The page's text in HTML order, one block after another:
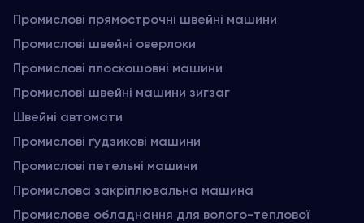
Промислові прямострочні швейні машини
Промислові швейні оверлоки
Промислові плоскошовні машини
Промислові швейні машини зигзаг
Швейні автомати
Промислові ґудзикові машини
Промислові петельні машини
Промислова закріплювальна машина
Промислове обладнання для волого-теплової